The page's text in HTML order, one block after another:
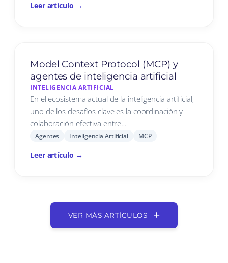
Leer artículo →
Model Context Protocol (MCP) y
agentes de inteligencia artificial
INTELIGENCIA ARTIFICIAL
En el ecosistema actual de la inteligencia artificial,
uno de los desafíos clave es la coordinación y
colaboración efectiva entre…
Agentes Inteligencia Artificial MCP
Leer artículo →
VER MÁS ARTÍCULOS